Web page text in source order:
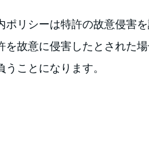
リシーは特許の故意侵害
故意に侵害したとされた
ことになります。